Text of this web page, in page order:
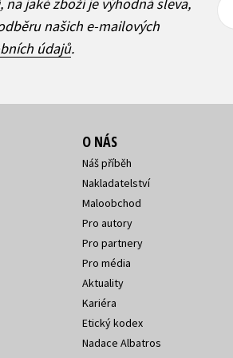
našich e-mailových
údajů.
O NÁS
Náš příběh
Nakladatelství
Maloobchod
Pro autory
Pro partnery
Pro média
Aktuality
Kariéra
Etický kodex
Nadace Albatros